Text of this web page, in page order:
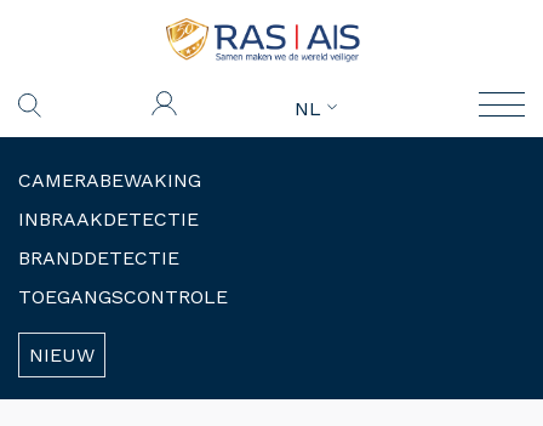
NL
CAMERABEWAKING
INBRAAKDETECTIE
BRANDDETECTIE
TOEGANGSCONTROLE
NIEUW